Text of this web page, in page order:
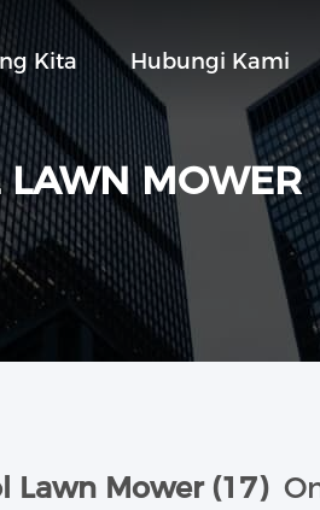
Kita Hubungi Kami
LAWN MOWER
Lawn Mower (17)